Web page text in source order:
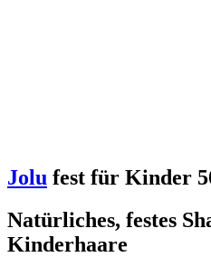
Jolu fest für Kinder
Natürliches, festes
Kinderhaare